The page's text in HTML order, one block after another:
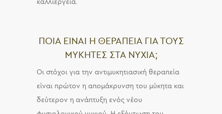
καλλιέργεια.
ΠΟΙΑ ΕΙΝΑΙ Η ΘΕΡΑΠΕΙΑ ΓΙΑ ΤΟΥΣ
ΜΥΚΗΤΕΣ ΣΤΑ ΝΥΧΙΑ;
Οι στόχοι για την αντιμυκητιασική θεραπεία
είναι πρώτον η απομάκρυνση του μύκητα και
δεύτερον η ανάπτυξη ενός νέου